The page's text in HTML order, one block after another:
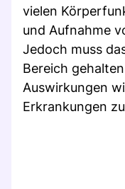
vielen
und Aufnahme
Jedoch muss
Bereich
Auswirkungen
Erkrankungen